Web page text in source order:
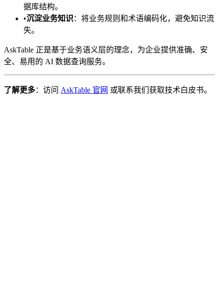
据库结构。
•沉淀业务知识 ：将业务规则和术语编码化，避免知识流
失。
AskTable 正是基于业务语义层的理念，为企业提供准确、安
全、易用的 AI 数据查询服务。
了解更多：访问 AskTable 官网 或联系我们获取技术白皮书。